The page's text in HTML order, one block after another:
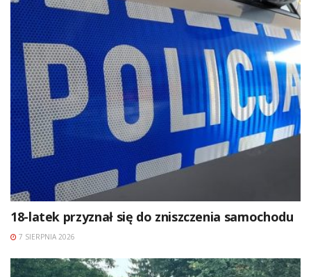
18-latek przyznał się do zniszczenia samochodu
7 SIERPNIA 2026